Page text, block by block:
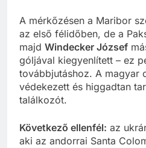
A mérkőzésen a Maribor
az első félidőben, de a
majd Windecker József
góljával kiegyenlített – ez
továbbjutáshoz. A magyar
védekezett és higgadtan
találkozót.
Következő ellenfél: az
aki az andorrai Santa